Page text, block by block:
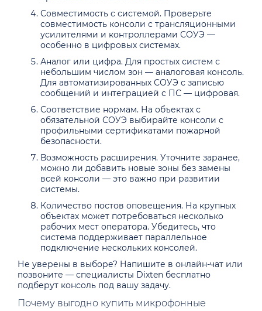
Совместимость с системой. Проверьте
совместимость консоли с трансляционными
усилителями и контроллерами СОУЭ —
особенно в цифровых системах.
Аналог или цифра. Для простых систем с
небольшим числом зон — аналоговая консоль.
Для автоматизированных СОУЭ с записью
сообщений и интеграцией с ПС — цифровая.
Соответствие нормам. На объектах с
обязательной СОУЭ выбирайте консоли с
профильными сертификатами пожарной
безопасности.
Возможность расширения. Уточните заранее,
можно ли добавить новые зоны без замены
всей консоли — это важно при развитии
системы.
Количество постов оповещения. На крупных
объектах может потребоваться несколько
рабочих мест оператора. Убедитесь, что
система поддерживает параллельное
подключение нескольких консолей.
Не уверены в выборе? Напишите в онлайн-чат или
позвоните — специалисты Dixten бесплатно
подберут консоль под вашу задачу.
Почему выгодно купить микрофонные